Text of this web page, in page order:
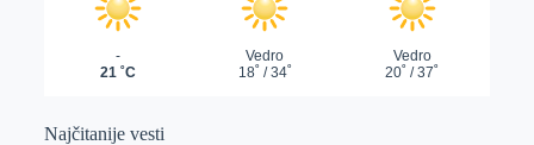
Najčitanije vesti